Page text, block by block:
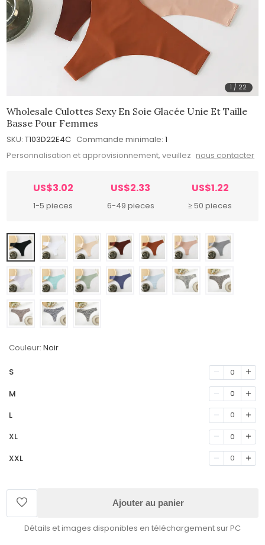
1 / 22
Wholesale Culottes Sexy En Soie Glacée Unie Et Taille
Basse Pour Femmes
SKU: T103D22E4C Commande minimale: 1
Personnalisation et approvisionnement, veuillez nous contacter
US$3.02
1-5 pieces
US$2.33
6-49 pieces
US$1.22
≥ 50 pieces
Couleur: Noir
S 0
M 0
L 0
XL 0
XXL 0
Ajouter au panier
Détails et images disponibles en téléchargement sur PC